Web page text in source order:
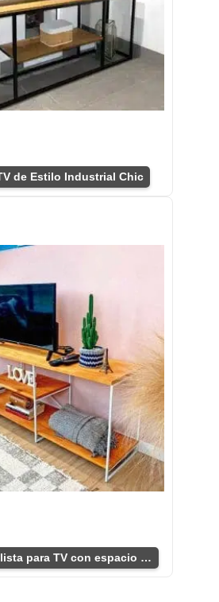
de Estilo Industrial Chic
Rack minimalista para TV con espacio de almacenaje